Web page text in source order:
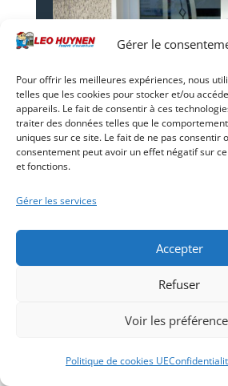
Gérer le
Pour offrir les meilleures expériences, nous
telles que les cookies pour stocker et/ou
appareils. Le fait de consentir à ces
traiter des données telles que le
uniques sur ce site. Le fait de ne pas consentir
consentement peut avoir un effet négatif sur
et fonctions.
Gérer les services
Accepter
Refuser
Voir les
Politique de cookies UE